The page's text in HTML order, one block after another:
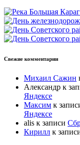
Свежие комментарии
Михаил Сажин
Александр к
Яндексе
Максим к
Яндексе
alis к записи
Кирилл к